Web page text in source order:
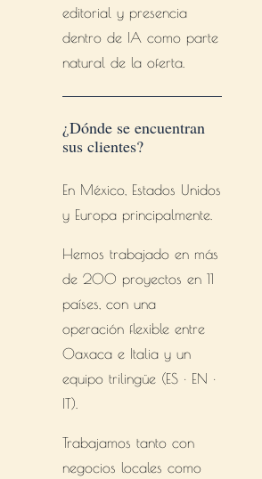
editorial y presencia
dentro de IA como parte
natural de la oferta.
¿Dónde se encuentran
sus clientes?
En México, Estados Unidos
y Europa principalmente.
Hemos trabajado en más
de 200 proyectos en 11
países, con una
operación flexible entre
Oaxaca e Italia y un
equipo trilingüe (ES · EN ·
IT).
Trabajamos tanto con
negocios locales como